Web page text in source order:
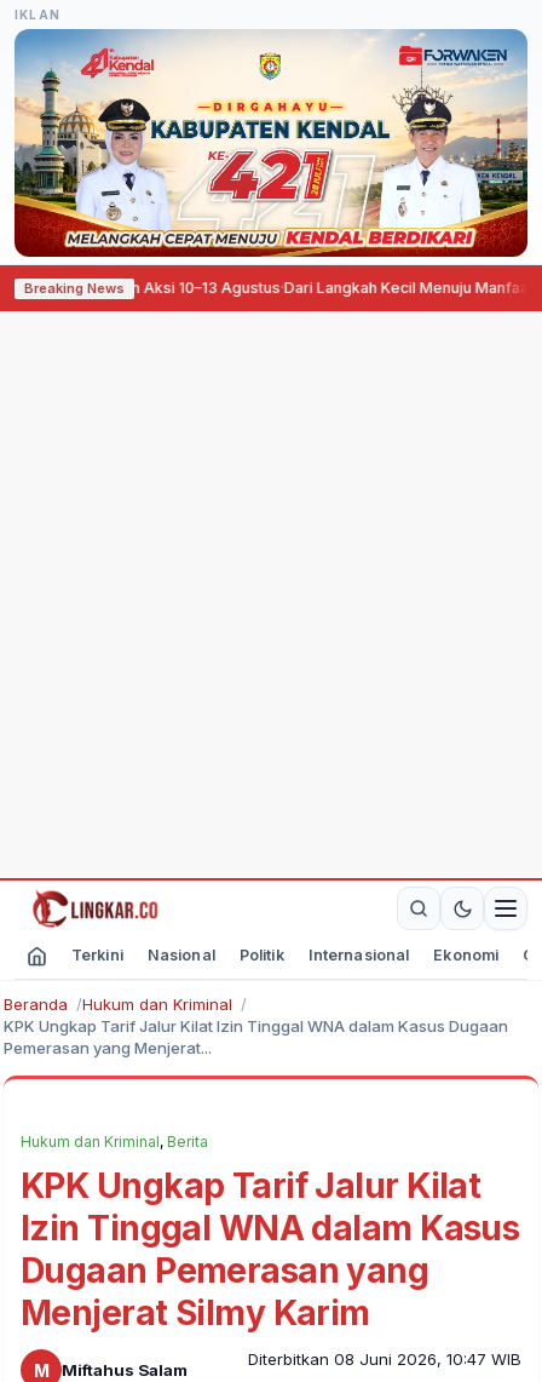
IKLAN
Breaking News
Aksi 10–13 Agustus·Dari Langkah Kecil Menuju Manfaat Besar,
Terkini Nasional Politik Internasional Ekonomi
Beranda
Hukum dan Kriminal
KPK Ungkap Tarif Jalur Kilat Izin Tinggal WNA dalam Kasus Dugaan
Pemerasan yang Menjerat...
Hukum dan Kriminal, Berita
KPK Ungkap Tarif Jalur Kilat
Izin Tinggal WNA dalam Kasus
Dugaan Pemerasan yang
Menjerat Silmy Karim
M Miftahus Salam
Diterbitkan 08 Juni 2026, 10:47 WIB